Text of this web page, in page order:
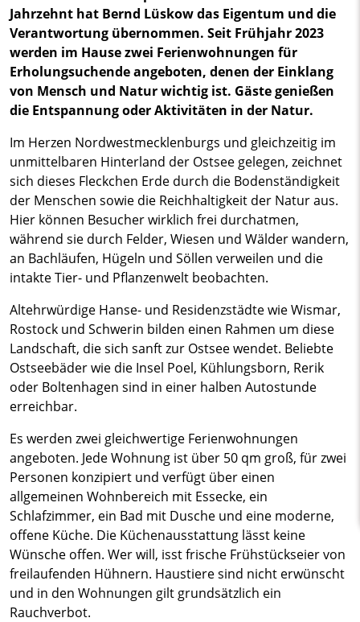
Jahrzehnt hat Bernd Lüskow das Eigentum und die
Verantwortung übernommen. Seit Frühjahr 2023
werden im Hause zwei Ferienwohnungen für
Erholungsuchende angeboten, denen der Einklang
von Mensch und Natur wichtig ist. Gäste genießen
die Entspannung oder Aktivitäten in der Natur.
Im Herzen Nordwestmecklenburgs und gleichzeitig im
unmittelbaren Hinterland der Ostsee gelegen, zeichnet
sich dieses Fleckchen Erde durch die Bodenständigkeit
der Menschen sowie die Reichhaltigkeit der Natur aus.
Hier können Besucher wirklich frei durchatmen,
während sie durch Felder, Wiesen und Wälder wandern,
an Bachläufen, Hügeln und Söllen verweilen und die
intakte Tier- und Pflanzenwelt beobachten.
Altehrwürdige Hanse- und Residenzstädte wie Wismar,
Rostock und Schwerin bilden einen Rahmen um diese
Landschaft, die sich sanft zur Ostsee wendet. Beliebte
Ostseebäder wie die Insel Poel, Kühlungsborn, Rerik
oder Boltenhagen sind in einer halben Autostunde
erreichbar.
Es werden zwei gleichwertige Ferienwohnungen
angeboten. Jede Wohnung ist über 50 qm groß, für zwei
Personen konzipiert und verfügt über einen
allgemeinen Wohnbereich mit Essecke, ein
Schlafzimmer, ein Bad mit Dusche und eine moderne,
offene Küche. Die Küchenausstattung lässt keine
Wünsche offen. Wer will, isst frische Frühstückseier von
freilaufenden Hühnern. Haustiere sind nicht erwünscht
und in den Wohnungen gilt grundsätzlich ein
Rauchverbot.